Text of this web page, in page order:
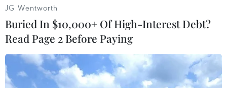
Theo dõi VietnamPlus
TIN LIÊN QUAN
JG Wentworth
Buried In $10,000+ Of High-Interest Debt?
Read Page 2 Before Paying